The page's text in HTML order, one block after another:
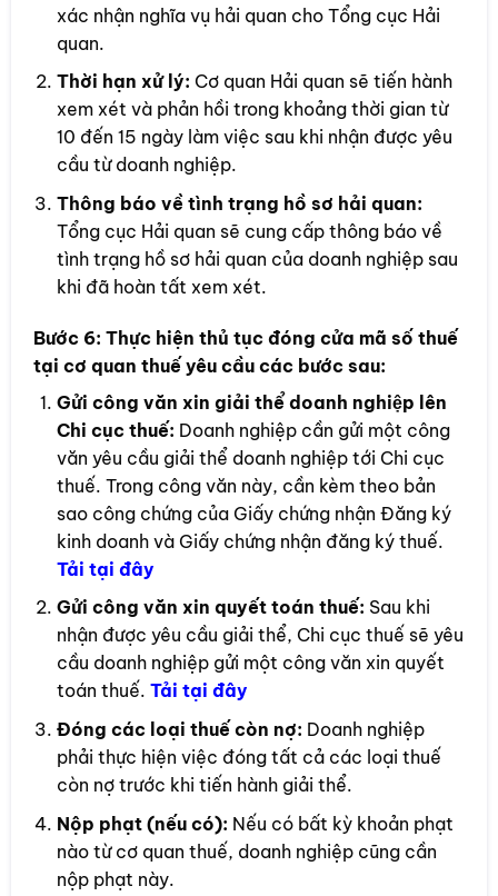
xác nhận nghĩa vụ hải quan cho Tổng cục Hải
quan.
Thời hạn xử lý: Cơ quan Hải quan sẽ tiến hành
xem xét và phản hồi trong khoảng thời gian từ
10 đến 15 ngày làm việc sau khi nhận được yêu
cầu từ doanh nghiệp.
Thông báo về tình trạng hồ sơ hải quan:
Tổng cục Hải quan sẽ cung cấp thông báo về
tình trạng hồ sơ hải quan của doanh nghiệp sau
khi đã hoàn tất xem xét.
Bước 6: Thực hiện thủ tục đóng cửa mã số thuế
tại cơ quan thuế yêu cầu các bước sau:
Gửi công văn xin giải thể doanh nghiệp lên
Chi cục thuế: Doanh nghiệp cần gửi một công
văn yêu cầu giải thể doanh nghiệp tới Chi cục
thuế. Trong công văn này, cần kèm theo bản
sao công chứng của Giấy chứng nhận Đăng ký
kinh doanh và Giấy chứng nhận đăng ký thuế.
Tải tại đây
Gửi công văn xin quyết toán thuế: Sau khi
nhận được yêu cầu giải thể, Chi cục thuế sẽ yêu
cầu doanh nghiệp gửi một công văn xin quyết
toán thuế. Tải tại đây
Đóng các loại thuế còn nợ: Doanh nghiệp
phải thực hiện việc đóng tất cả các loại thuế
còn nợ trước khi tiến hành giải thể.
Nộp phạt (nếu có): Nếu có bất kỳ khoản phạt
nào từ cơ quan thuế, doanh nghiệp cũng cần
nộp phạt này.